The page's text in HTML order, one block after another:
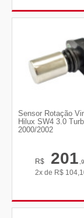
Sensor Rotação
Hilux SW4 3.0
2000/2002
R$ 201
2x de R$